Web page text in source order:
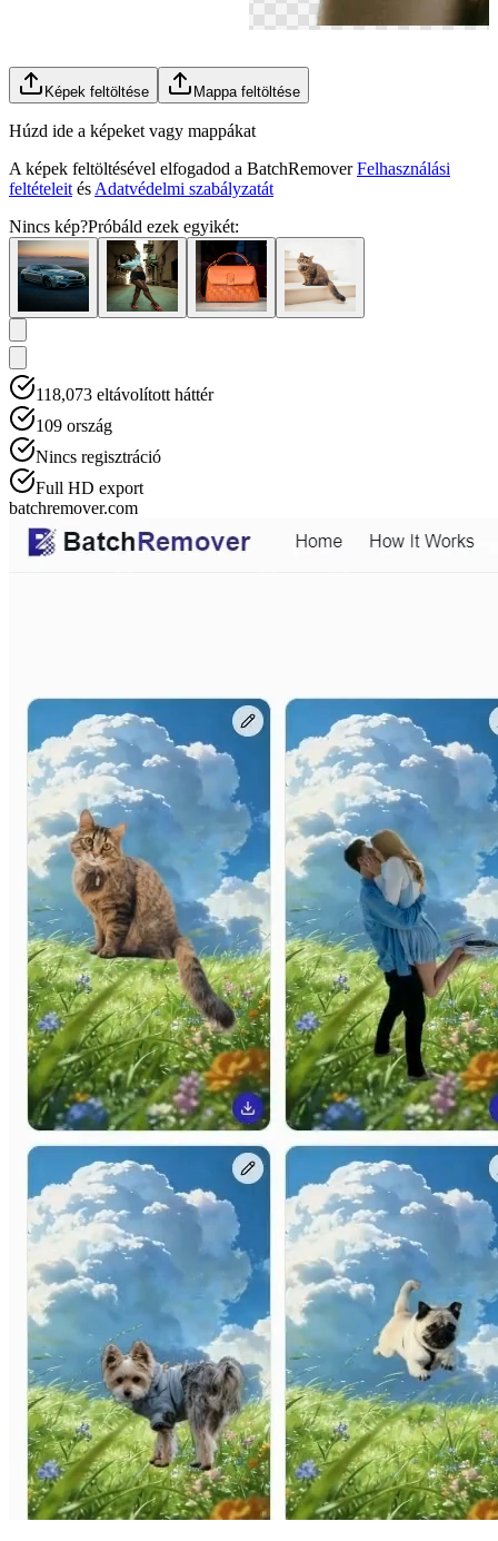
Képek feltöltése Mappa feltöltése
Húzd ide a képeket vagy mappákat
A képek feltöltésével elfogadod a BatchRemover Felhasználási
feltételeit és Adatvédelmi szabályzatát
Nincs kép?Próbáld ezek egyikét:
118,073 eltávolított háttér
109 ország
Nincs regisztráció
Full HD export
batchremover.com